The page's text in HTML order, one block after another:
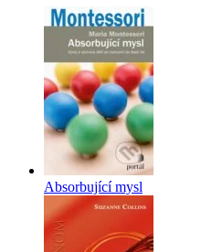
Absorbující mysl